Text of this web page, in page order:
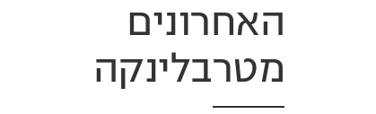
האחרונים
מטרבלינקה